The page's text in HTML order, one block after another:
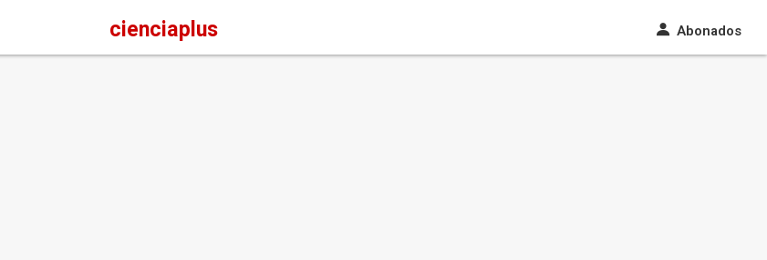
cienciaplus Abonados